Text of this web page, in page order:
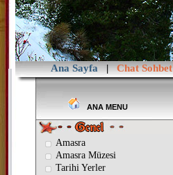
Ana Sayfa | Chat Sohbet
ANA MENU
Amasra
Amasra Müzesi
Tarihi Yerler